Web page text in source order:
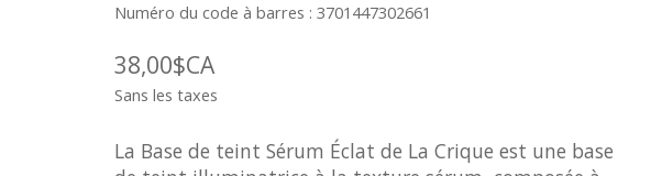
Numéro du code à barres : 3701447302661
38,00$CA
Sans les taxes
La Base de teint Sérum Éclat de La Crique est une base